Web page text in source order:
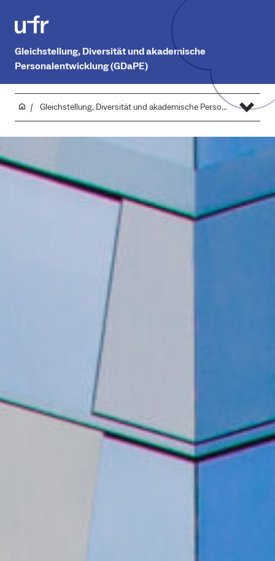
Gleichstellung, Diversität und akademische
Personalentwicklung (GDaPE)
Gleichstellung, Diversität und akademische Personalentwicklung (GDaPE)